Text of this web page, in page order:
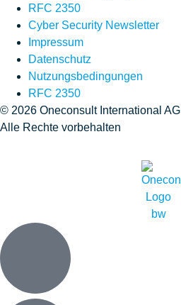
RFC 2350
Cyber Security Newsletter
Impressum
Datenschutz
Nutzungsbedingungen
RFC 2350
© 2026 Oneconsult International AG
Alle Rechte vorbehalten